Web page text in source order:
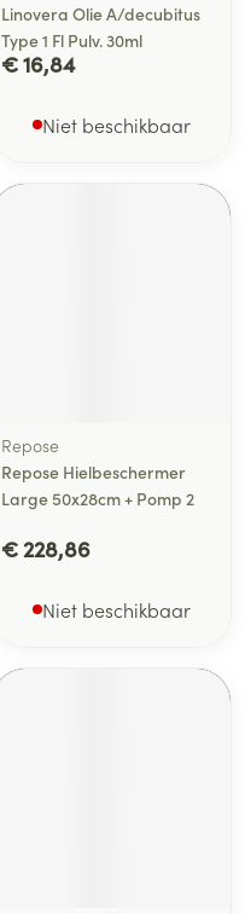
Linovera Olie A/decubitus
Type 1 Fl Pulv. 30ml
€ 16,84
Niet beschikbaar
Repose
Repose Hielbeschermer
Large 50x28cm + Pomp 2
€ 228,86
Niet beschikbaar